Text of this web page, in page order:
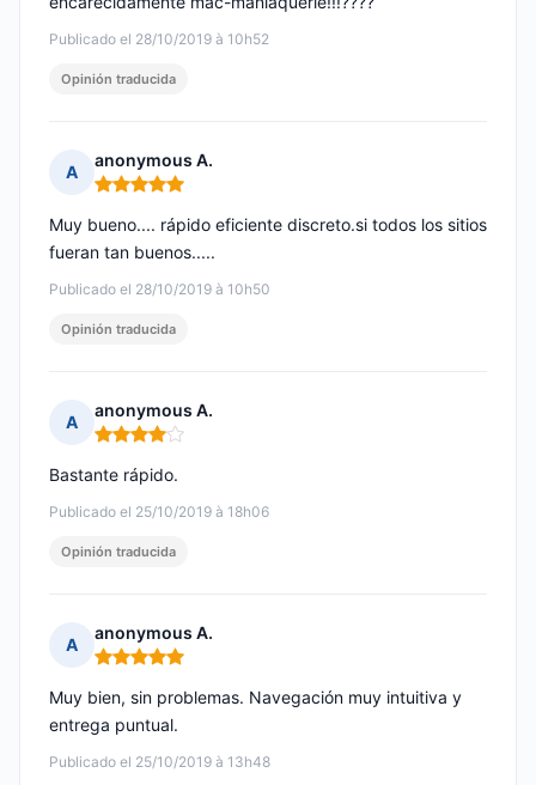
Publicado el 28/10/2019 à 10h52
Opinión traducida
A
anonymous A.
Nota: 5 de 5
Publicado el 28/10/2019 à 10h50
Muy bueno.... rápido eficiente discreto.si todos los sitios
fueran tan buenos.....
Opinión traducida
A
anonymous A.
Nota: 4 de 5
Publicado el 25/10/2019 à 18h06
Bastante rápido.
Opinión traducida
A
anonymous A.
Nota: 5 de 5
Publicado el 25/10/2019 à 13h48
Muy bien, sin problemas. Navegación muy intuitiva y
entrega puntual.